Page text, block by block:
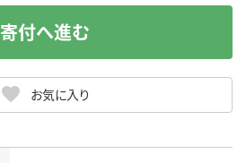
お気に入り
寄付へ進む